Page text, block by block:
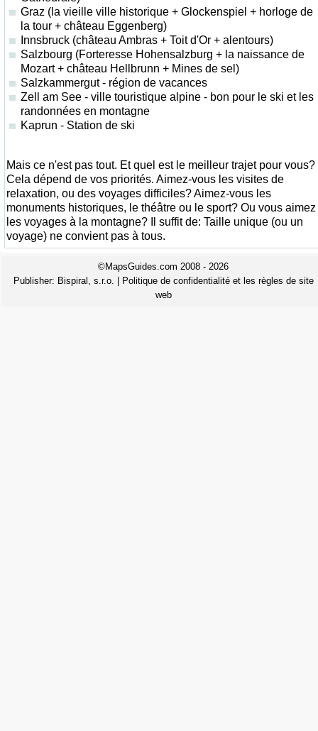
Graz (la vieille ville historique + Glockenspiel + horloge de
la tour + château Eggenberg)
Innsbruck (château Ambras + Toit d'Or + alentours)
Salzbourg (Forteresse Hohensalzburg + la naissance de
Mozart + château Hellbrunn + Mines de sel)
Salzkammergut - région de vacances
Zell am See - ville touristique alpine - bon pour le ski et les
randonnées en montagne
Kaprun - Station de ski
Mais ce n'est pas tout. Et quel est le meilleur trajet pour vous?
Cela dépend de vos priorités. Aimez-vous les visites de
relaxation, ou des voyages difficiles? Aimez-vous les
monuments historiques, le théâtre ou le sport? Ou vous aimez
les voyages à la montagne? Il suffit de: Taille unique (ou un
voyage) ne convient pas à tous.
©MapsGuides.com 2008 - 2026
Publisher: Bispiral, s.r.o.
Politique de confidentialité et les règles de site
web